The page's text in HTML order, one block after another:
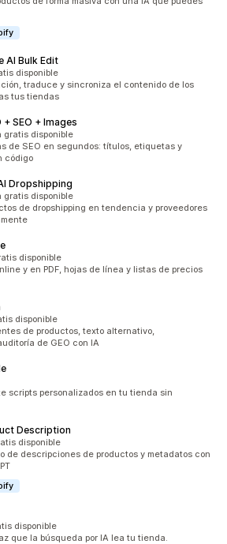
AI Bulk Edit
disponible
traduce y sincroniza el contenido de los
tus tiendas
+ SEO + Images
gratis disponible
de SEO en segundos: títulos, etiquetas y
código
Dropshipping
gratis disponible
de dropshipping en tendencia y proveedores
disponible
y en PDF, hojas de línea y listas de precios
disponible
de productos, texto alternativo,
de GEO con IA
scripts personalizados en tu tienda sin
Description
disponible
de descripciones de productos y metadatos con
disponible
que la búsqueda por IA lea tu tienda.